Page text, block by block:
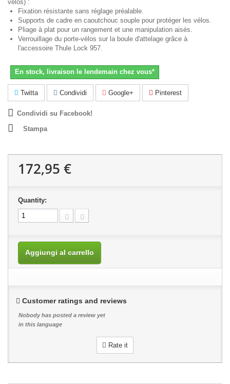
vélos) :
Fixation résistante sans réglage préalable.
Supports de cadre en caoutchouc souple pour protéger les vélos.
Pliage à plat pour un rangement et une manipulation aisés.
Verrouillage du porte-vélos sur la boule d'attelage grâce à
l'accessoire Thule Lock 957.
En stock, livraison le lendemain chez vous*
Twitta Condividi Google+ Pinterest
Condividi su Facebook!
Stampa
172,95 €
Quantity:
Aggiungi al carrello
Customer ratings and reviews
Nobody has posted a review yet
in this language
Rate it